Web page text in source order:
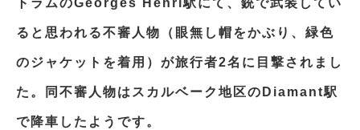
トラムのGeorges Henri駅にて、銃で武装してい
ると思われる不審人物（眼無し帽をかぶり、緑色
のジャケットを着用）が旅行者2名に目撃されまし
た。同不審人物はスカルベーク地区のDiamant駅
で降車したようです。